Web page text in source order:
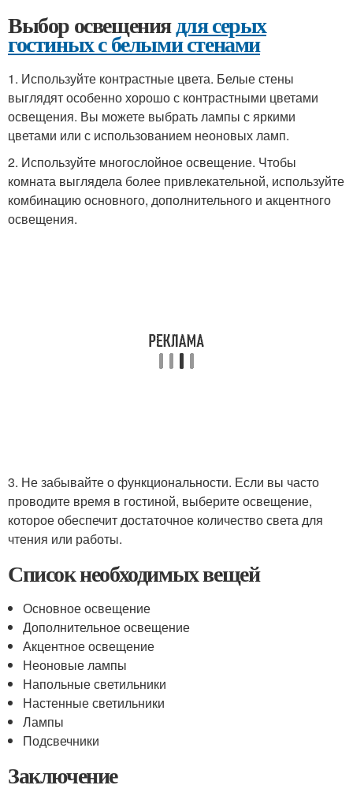
Выбор освещениядля серых
гостиных с белыми стенами
1. Используйте контрастные цвета. Белые стены
выглядят особенно хорошо с контрастными цветами
освещения. Вы можете выбрать лампы с яркими
цветами или с использованием неоновых ламп.
2. Используйте многослойное освещение. Чтобы
комната выглядела более привлекательной, используйте
комбинацию основного, дополнительного и акцентного
освещения.
3. Не забывайте о функциональности. Если вы часто
проводите время в гостиной, выберите освещение,
которое обеспечит достаточное количество света для
чтения или работы.
Список необходимых вещей
Основное освещение
Дополнительное освещение
Акцентное освещение
Неоновые лампы
Напольные светильники
Настенные светильники
Лампы
Подсвечники
Заключение